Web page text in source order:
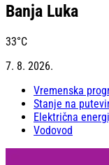
Banja Luka
33°C
7. 8. 2026.
Vremenska
Stanje na
Električna
Vodovod